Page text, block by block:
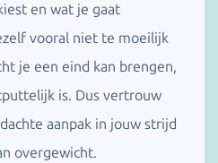
en wat je gaat
vooral niet te moeilijk
je een eind kan brengen,
is. Dus vertrouw
aanpak in jouw strijd
overgewicht.